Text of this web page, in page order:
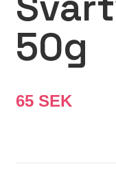
50g
65 SEK